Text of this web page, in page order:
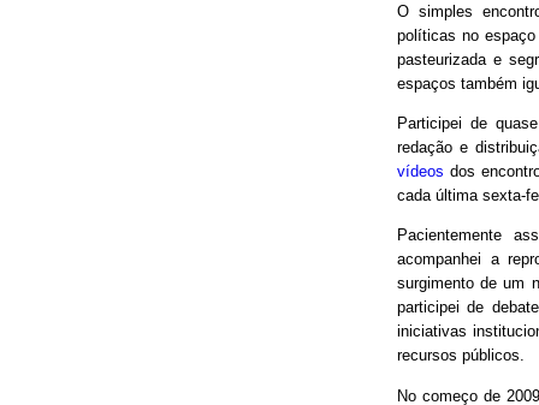
O simples
políticas no
pasteurizada e
espaços também
Participei de
redação e
vídeos dos
cada última sexta-
Pacientemente
acompanhei a
surgimento de um
participei de
iniciativas
recursos públicos.
No começo de